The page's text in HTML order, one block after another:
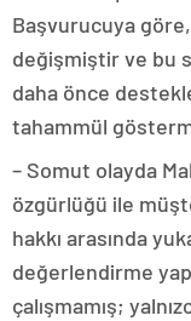
Başvurucuya
değişmiştir ve bu
daha önce
tahammül
– Somut olayda
özgürlüğü ile
hakkı arasında
değerlendirme
çalışmamış;